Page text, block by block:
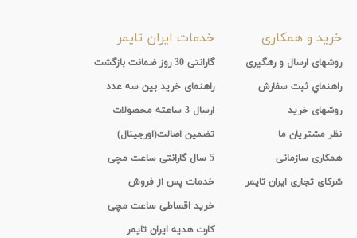
خرید و همکاری
روشهای ارسال و رهگیری
راهنماي ثبت سفارش
روشهای خرید
نظر مشتریان ما
همکاری سازمانی
شرکای تجاری ایران تایمر
خدمات ایران تایمر
گارانتی 30 روز ضمانت بازگشت
راهنمای خرید بین سه عدد
ارسال 3 ساعته محصولات
تضمین اصالت(اورجینال)
5 سال گارانتی ساعت مچی
خدمات پس از فروش
خرید اقساطی ساعت مچی
کارت هدیه ایران تایمر